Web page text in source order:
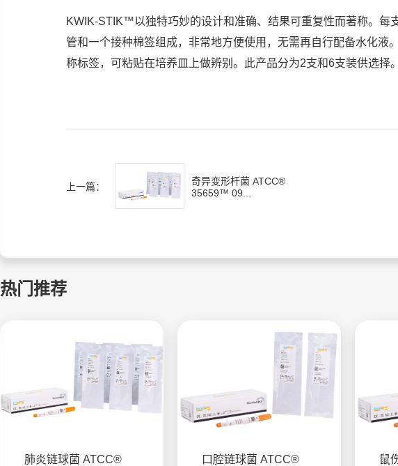
KWIK-STIK™以独特巧妙的设计和准确、结果可重复性而著称。
管和一个接种棉签组成，非常地方便使用，无需再自行配备水化液
称标签，可粘贴在培养皿上做辨别。此产品分为2支和6支装供选择。
上一篇：
奇异变形杆菌 ATCC®
35659™ 09...
热门推荐
肺炎链球菌 ATCC®
口腔链球菌 ATCC®
鼠